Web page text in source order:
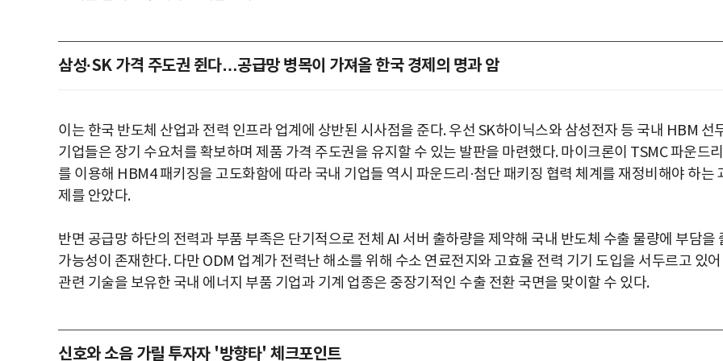
삼성·SK 가격 주도권 쥔다…공급망 병목이 가져올 한국 경제의 명과 암
이는 한국 반도체 산업과 전력 인프라 업계에 상반된 시사점을 준다. 우선 SK하이닉스와 삼성전자 등 국내 HBM 선
기업들은 장기 수요처를 확보하며 제품 가격 주도권을 유지할 수 있는 발판을 마련했다. 마이크론이 TSMC 파운드리
를 이용해 HBM4 패키징을 고도화함에 따라 국내 기업들 역시 파운드리·첨단 패키징 협력 체계를 재정비해야 하는
제를 안았다.
반면 공급망 하단의 전력과 부품 부족은 단기적으로 전체 AI 서버 출하량을 제약해 국내 반도체 수출 물량에 부담을
가능성이 존재한다. 다만 ODM 업계가 전력난 해소를 위해 수소 연료전지와 고효율 전력 기기 도입을 서두르고 있어
관련 기술을 보유한 국내 에너지 부품 기업과 기계 업종은 중장기적인 수출 전환 국면을 맞이할 수 있다.
신호와 소음 가릴 투자자 '방향타' 체크포인트